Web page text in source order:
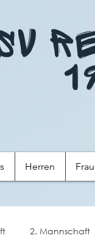
Herren
2. Mannschaft